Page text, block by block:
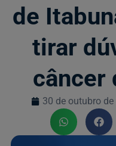
de
tirar
câncer
30 de outubro de